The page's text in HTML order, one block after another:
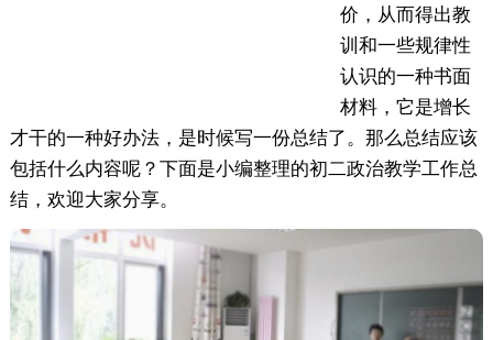
价，从而得出教
训和一些规律性
认识的一种书面
材料，它是增长
才干的一种好办法，是时候写一份总结了。那么总结应该
包括什么内容呢？下面是小编整理的初二政治教学工作总
结，欢迎大家分享。